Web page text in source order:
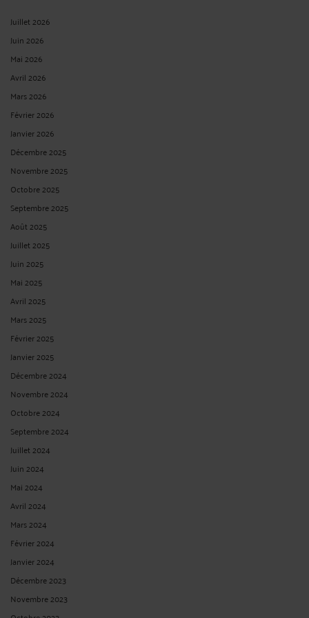
Juillet 2026
Juin 2026
Mai 2026
Avril 2026
Mars 2026
Février 2026
Janvier 2026
Décembre 2025
Novembre 2025
Octobre 2025
Septembre 2025
Août 2025
Juillet 2025
Juin 2025
Mai 2025
Avril 2025
Mars 2025
Février 2025
Janvier 2025
Décembre 2024
Novembre 2024
Octobre 2024
Septembre 2024
Juillet 2024
Juin 2024
Mai 2024
Avril 2024
Mars 2024
Février 2024
Janvier 2024
Décembre 2023
Novembre 2023